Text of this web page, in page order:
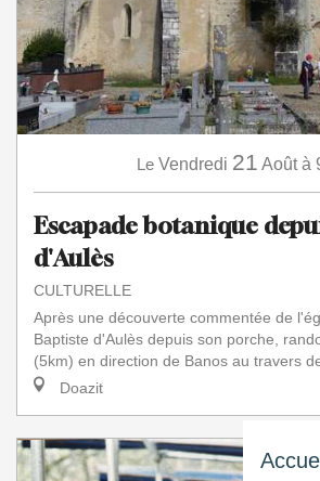
Le Vendredi 21 Août à
Escapade botanique
d'Aulès
CULTURELLE
Après une découverte commentée de
Baptiste d'Aulès depuis son porche,
(5km) en direction de Banos au travers
Doazit